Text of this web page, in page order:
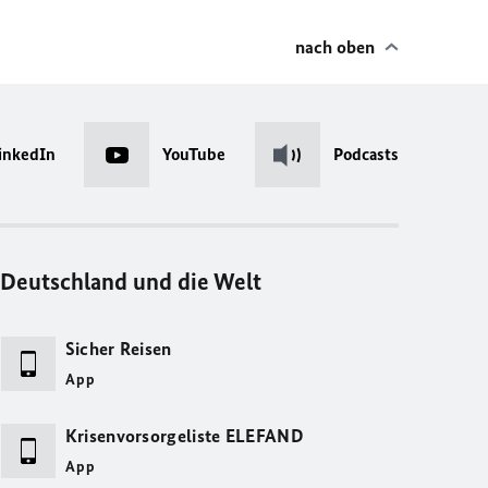
nach oben
YouTube Podcasts
Deutschland und die Welt
Sicher Reisen
App
Krisenvorsorgeliste ELEFAND
App